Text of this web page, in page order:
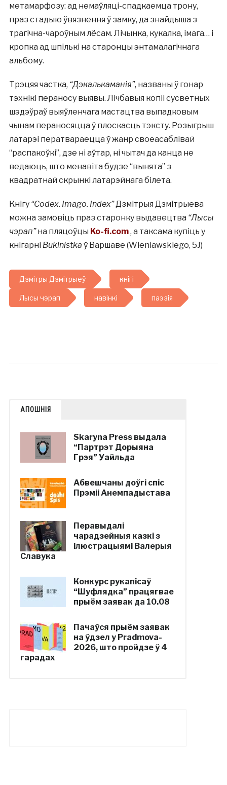
метамарфозу: ад немаўляці-спадкаемца трону,
праз стадыю ўвязнення ў замку, да знайдыша з
трагічна-чароўным лёсам. Лічынка, кукалка, імага… і
кропка ад шпількі на старонцы энтамалагічнага
альбому.
Трэцяя частка, “Дэкалькаманія”, названы ў гонар
тэхнікі пераносу выявы. Лічбавыя копіі сусветных
шэдэўраў выяўленчага мастацтва выпадковым
чынам пераносяцца ў плоскасць тэксту. Розыгрыш
латарэі ператвараецца ў жанр своеасаблівай
“распакоўкі”, дзе ні аўтар, ні чытач да канца не
ведаюць, што менавіта будзе “вынята” з
квадратнай скрынкі латарэйнага білета.
Кнігу “Codex. Imago. Index”Дзмітрыя Дзмітрыева
можна замовіць праз старонку выдавецтва “Лысы
чэрап”на пляцоўцы Ko-fi.com, а таксама купіць у
кнігарні Bukinistka ў Варшаве (Wieniawskiego, 5J)
Дзмітры Дзмітрыеў кнігі
Лысы чэрап навінкі паэзія
АПОШНІЯ
Skaryna Press выдала
“Партрэт Дорыяна
Грэя” Уайльда
Абвешчаны доўгі спіс
Прэміі Анемпадыстава
Перавыдалі
чарадзейныя казкі з
ілюстрацыямі Валерыя
Славука
Конкурс рукапісаў
“Шуфлядка” працягвае
прыём заявак да 10.08
Пачаўся прыём заявак
на ўдзел у Pradmova-
2026, што пройдзе ў 4
гарадах